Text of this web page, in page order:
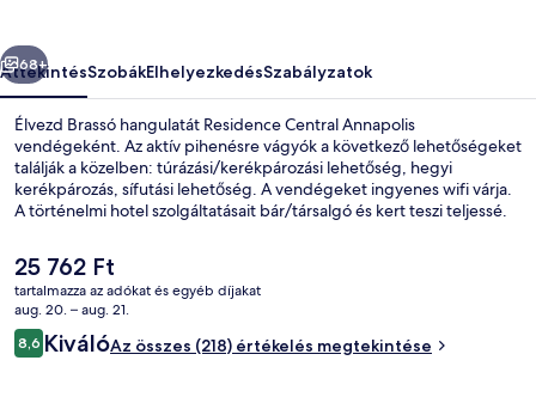
Következő
68+
ÁttekintésSzobákElhelyezkedésSzabályzatok
Élvezd Brassó hangulatát Residence Central Annapolis
vendégeként. Az aktív pihenésre vágyók a következő lehetőségeket
találják a közelben: túrázási/kerékpározási lehetőség, hegyi
kerékpározás, sífutási lehetőség. A vendégeket ingyenes wifi várja.
A történelmi hotel szolgáltatásait bár/társalgó és kert teszi teljessé.
A
jelenlegi
ár
25 762 Ft
25 762 Ft
tartalmazza az adókat és egyéb díjakat
aug. 20. – aug. 21.
Értékelések
8,68,6 ennyiből: 10
KiválóAz összes (218) értékelés megtekintése